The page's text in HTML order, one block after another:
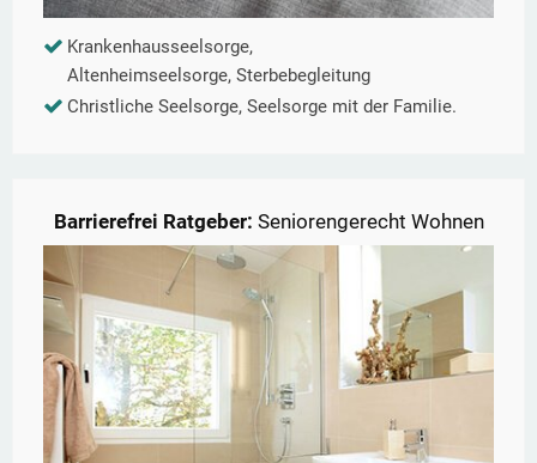
Krankenhausseelsorge,
Altenheimseelsorge, Sterbebegleitung
Christliche Seelsorge, Seelsorge mit der Familie.
Barrierefrei Ratgeber: Seniorengerecht Wohnen